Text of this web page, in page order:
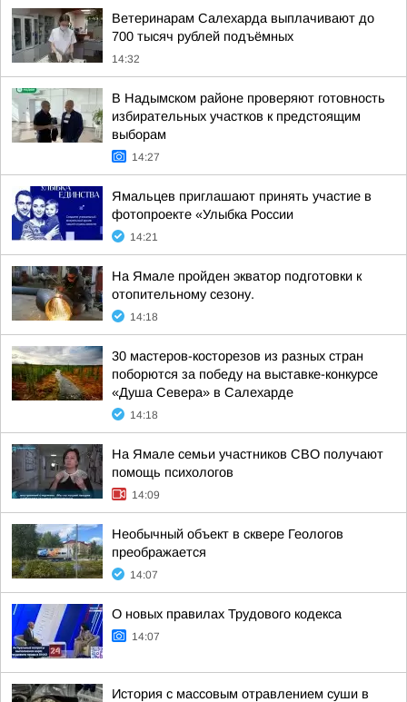
Ветеринарам Салехарда выплачивают до
700 тысяч рублей подъёмных
14:32
В Надымском районе проверяют готовность
избирательных участков к предстоящим
выборам
14:27
Ямальцев приглашают принять участие в
фотопроекте «Улыбка России
14:21
На Ямале пройден экватор подготовки к
отопительному сезону.
14:18
30 мастеров-косторезов из разных стран
поборются за победу на выставке-конкурсе
«Душа Севера» в Салехарде
14:18
На Ямале семьи участников СВО получают
помощь психологов
14:09
Необычный объект в сквере Геологов
преображается
14:07
О новых правилах Трудового кодекса
14:07
История с массовым отравлением суши в